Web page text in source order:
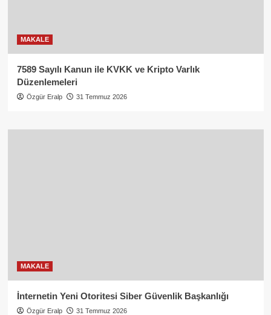
MAKALE
7589 Sayılı Kanun ile KVKK ve Kripto Varlık
Düzenlemeleri
Özgür Eralp 31 Temmuz 2026
MAKALE
İnternetin Yeni Otoritesi Siber Güvenlik Başkanlığı
Özgür Eralp 31 Temmuz 2026